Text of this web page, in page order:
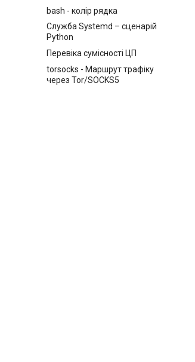
Робочий процес
розгалуження функції в Git
Fork and Branch Git workflow
Використання git pull і git
fetch
Додавання віддаленого
репозиторію за допомогою
bash - колір рядка
Служба Systemd – сценарій
Python
Перевіка сумісності ЦП
torsocks - Маршрут трафіку
через Tor/SOCKS5